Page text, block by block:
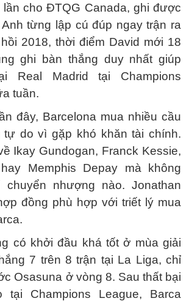
cho ĐTQG Canada, ghi được
từng lập cú đúp ngay trận ra
2018, thời điểm David mới 18
ghi bàn thắng duy nhất giúp
Real Madrid tại Champions
tuần.
đây, Barcelona mua nhiều cầu
tự do vì gặp khó khăn tài chính.
Ikay Gundogan, Franck Kessie,
Memphis Depay mà không
nhượng nào. Jonathan
đồng phù hợp với triết lý mua
có khởi đầu khá tốt ở mùa giải
7 trên 8 trận tại La Liga, chỉ
Osasuna ở vòng 8. Sau thất bại
tại Champions League, Barca